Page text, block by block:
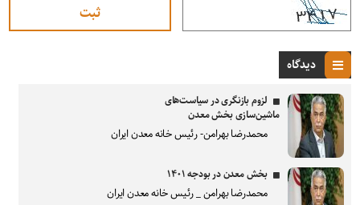
دیدگاه
لزوم بازنگری در سیاست‌های
ماشین‌سازی بخش معدن
محمدرضا بهرامن- رئیس خانه معدن ایران
بخش معدن در بودجه ۱۴۰۱
محمدرضا بهرامن _ رئیس خانه معدن ایران